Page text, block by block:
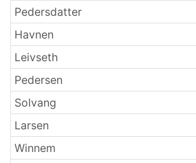
Pedersdatter
Havnen
Leivseth
Pedersen
Solvang
Larsen
Winnem